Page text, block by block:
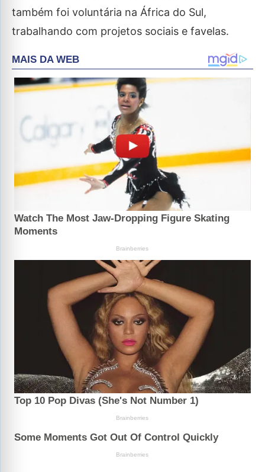
também foi voluntária na África do Sul,
trabalhando com projetos sociais e favelas.